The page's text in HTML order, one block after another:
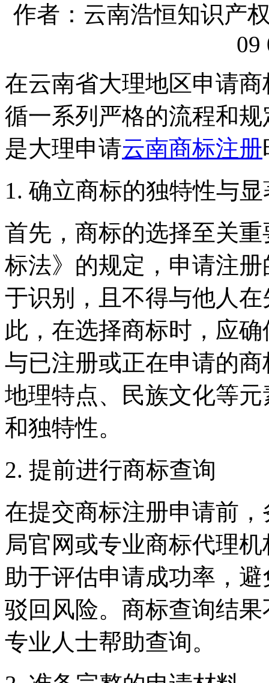
作者：云南浩恒知识产
09
在云南省大理地区申请
循一系列严格的流程和
是大理申请云南商标注册
1. 确立商标的独特性与
首先，商标的选择至关
标法》的规定，申请注
于识别，且不得与他人
此，在选择商标时，应
与已注册或正在申请的
地理特点、民族文化等
和独特性。
2. 提前进行商标查询
在提交商标注册申请前
局官网或专业商标代理
助于评估申请成功率，
驳回风险。商标查询结
专业人士帮助查询。